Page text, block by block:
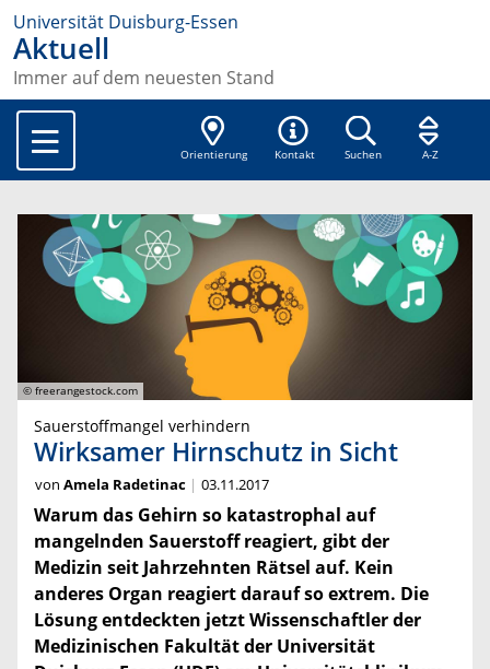
Universität Duisburg-Essen
Aktuell
Immer auf dem neuesten Stand
Orientierung Kontakt Suchen A-Z
© freerangestock.com
Sauerstoffmangel verhindern
Wirksamer Hirnschutz in Sicht
von Amela Radetinac 03.11.2017
Warum das Gehirn so katastrophal auf
mangelnden Sauerstoff reagiert, gibt der
Medizin seit Jahrzehnten Rätsel auf. Kein
anderes Organ reagiert darauf so extrem. Die
Lösung entdeckten jetzt Wissenschaftler der
Medizinischen Fakultät der Universität